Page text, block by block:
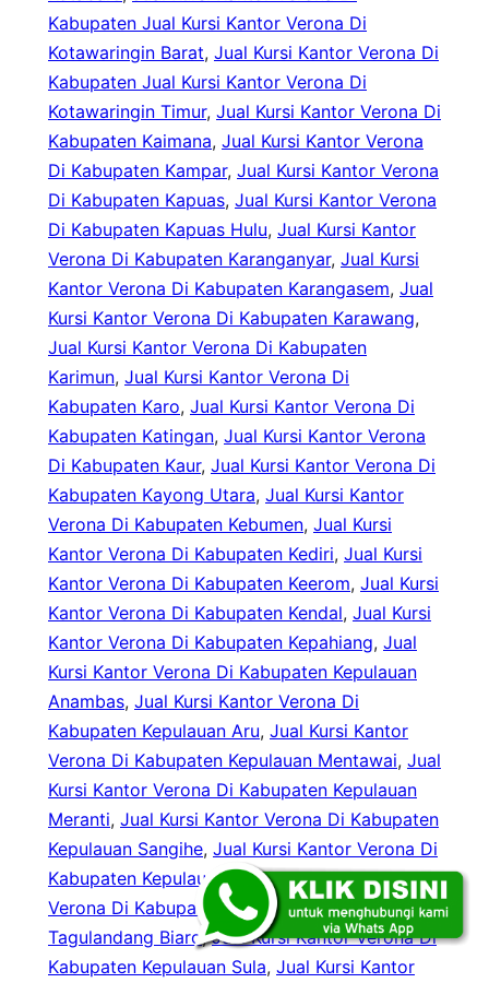
Kabupaten Jual Kursi Kantor Verona Di
Kotawaringin Barat, Jual Kursi Kantor Verona Di
Kabupaten Jual Kursi Kantor Verona Di
Kotawaringin Timur, Jual Kursi Kantor Verona Di
Kabupaten Kaimana, Jual Kursi Kantor Verona
Di Kabupaten Kampar, Jual Kursi Kantor Verona
Di Kabupaten Kapuas, Jual Kursi Kantor Verona
Di Kabupaten Kapuas Hulu, Jual Kursi Kantor
Verona Di Kabupaten Karanganyar, Jual Kursi
Kantor Verona Di Kabupaten Karangasem, Jual
Kursi Kantor Verona Di Kabupaten Karawang
Jual Kursi Kantor Verona Di Kabupaten
Karimun, Jual Kursi Kantor Verona Di
Kabupaten Karo, Jual Kursi Kantor Verona Di
Kabupaten Katingan, Jual Kursi Kantor Verona
Di Kabupaten Kaur, Jual Kursi Kantor Verona Di
Kabupaten Kayong Utara, Jual Kursi Kantor
Verona Di Kabupaten Kebumen, Jual Kursi
Kantor Verona Di Kabupaten Kediri, Jual Kursi
Kantor Verona Di Kabupaten Keerom, Jual Kursi
Kantor Verona Di Kabupaten Kendal, Jual Kursi
Kantor Verona Di Kabupaten Kepahiang, Jual
Kursi Kantor Verona Di Kabupaten Kepulauan
Anambas, Jual Kursi Kantor Verona Di
Kabupaten Kepulauan Aru, Jual Kursi Kantor
Verona Di Kabupaten Kepulauan Mentawai, Jual
Kursi Kantor Verona Di Kabupaten Kepulauan
Meranti, Jual Kursi Kantor Verona Di Kabupaten
Kepulauan Sangihe, Jual Kursi Kantor Verona Di
Kabupaten Kepulauan Selayar, Jual Kursi Kantor
Verona Di Kabupaten Kepulauan Siau
Tagulandang Biaro , Jual Kursi Kantor Verona Di
Kabupaten Kepulauan Sula, Jual Kursi Kantor